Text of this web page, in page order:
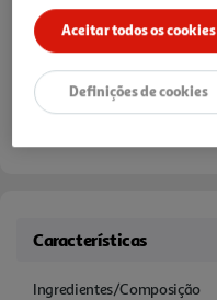
Características
Ingredientes/Composição
Aceitar todos os cookies
Definições de cookies